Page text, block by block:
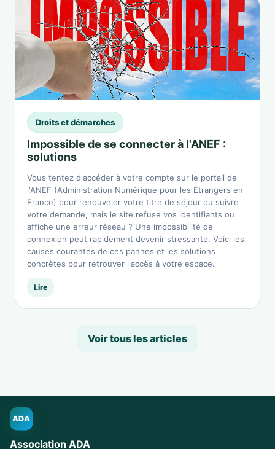
Droits et démarches
Impossible de se connecter à l'ANEF :
solutions
Vous tentez d'accéder à votre compte sur le portail de
l'ANEF (Administration Numérique pour les Étrangers en
France) pour renouveler votre titre de séjour ou suivre
votre demande, mais le site refuse vos identifiants ou
affiche une erreur réseau ? Une impossibilité de
connexion peut rapidement devenir stressante. Voici les
causes courantes de ces pannes et les solutions
concrètes pour retrouver l'accès à votre espace.
Lire
Voir tous les articles
ADA
Association ADA